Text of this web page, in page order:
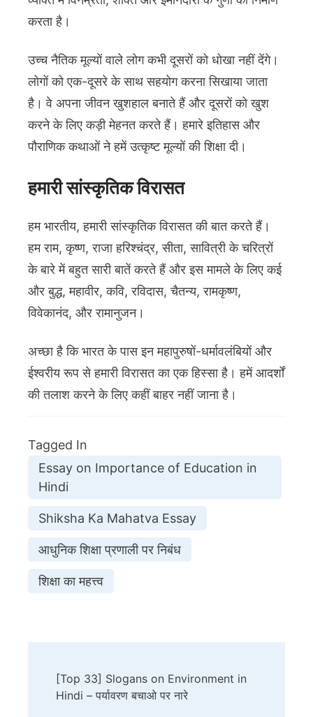
करता है।
उच्च नैतिक मूल्यों वाले लोग कभी दूसरों को धोखा नहीं देंगे।
लोगों को एक-दूसरे के साथ सहयोग करना सिखाया जाता
है। वे अपना जीवन खुशहाल बनाते हैं और दूसरों को खुश
करने के लिए कड़ी मेहनत करते हैं। हमारे इतिहास और
पौराणिक कथाओं ने हमें उत्कृष्ट मूल्यों की शिक्षा दी।
हमारी सांस्कृतिक विरासत
हम भारतीय, हमारी सांस्कृतिक विरासत की बात करते हैं।
हम राम, कृष्ण, राजा हरिश्चंद्र, सीता, सावित्री के चरित्रों
के बारे में बहुत सारी बातें करते हैं और इस मामले के लिए कई
और बुद्ध, महावीर, कवि, रविदास, चैतन्य, रामकृष्ण,
विवेकानंद, और रामानुजन।
अच्छा है कि भारत के पास इन महापुरुषों-धर्मावलंबियों और
ईश्वरीय रूप से हमारी विरासत का एक हिस्सा है। हमें आदर्शों
की तलाश करने के लिए कहीं बाहर नहीं जाना है।
Tagged In
Essay on Importance of Education in
Hindi
Shiksha Ka Mahatva Essay
आधुनिक शिक्षा प्रणाली पर निबंध
शिक्षा का महत्त्व
Navigation
[Top 33] Slogans on Environment in
Hindi – पर्यावरण बचाओ पर नारे